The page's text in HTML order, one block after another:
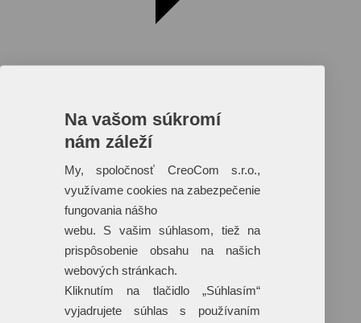
Reklamné predmety s plnofarebnou
potlačou
Dáždniky
Tašky
Hračky
Klobúky
Na vašom súkromí
nám záleží
My, spoločnosť CreoCom s.r.o.,
využívame cookies na zabezpečenie
fungovania nášho
webu. S vašim súhlasom, tiež na
prispôsobenie obsahu na našich
webových stránkach.
Kliknutím na tlačidlo „Súhlasím“
vyjadrujete súhlas s používaním